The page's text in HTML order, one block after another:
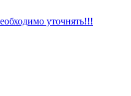
уточнять!!!